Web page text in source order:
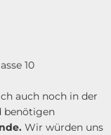
10
auch noch in der
benötigen
Wir würden uns